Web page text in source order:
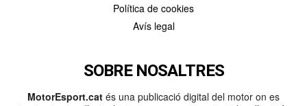
Política de cookies
Avís legal
SOBRE NOSALTRES
MotorEsport.cat és una publicació digital del motor on es